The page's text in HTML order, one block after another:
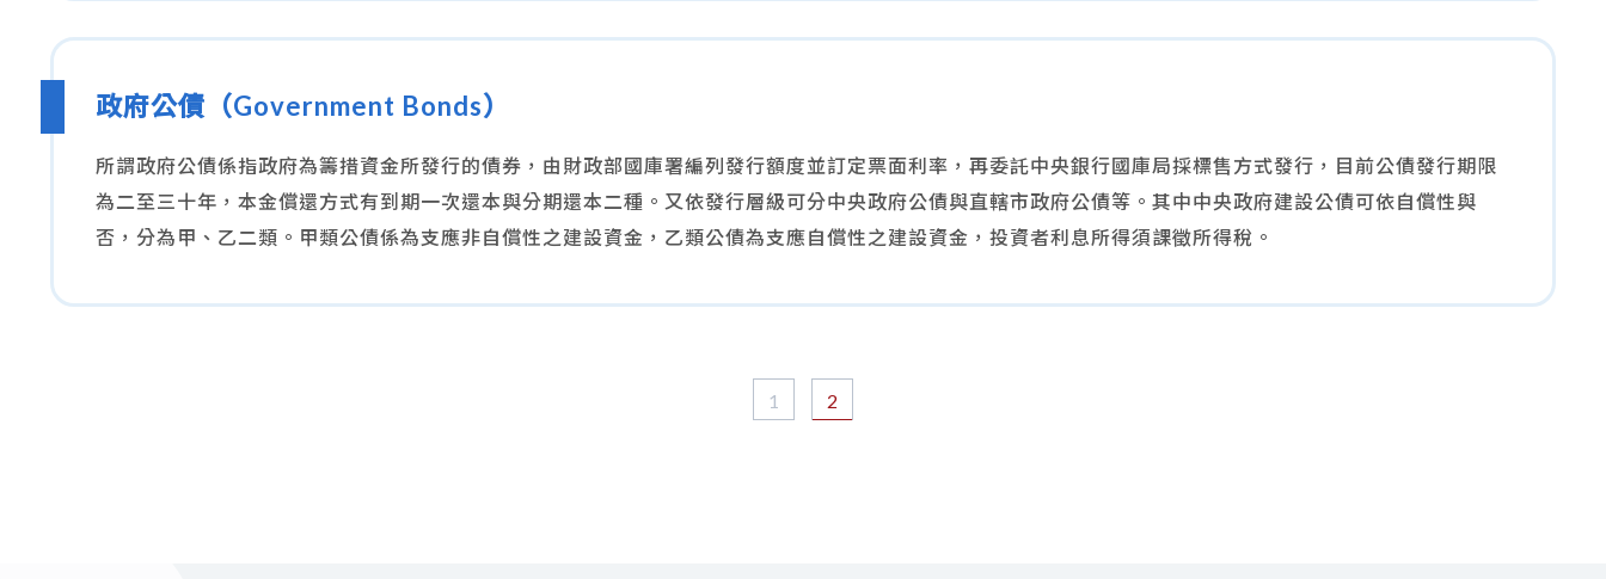
政府公債（Government Bonds）
所謂政府公債係指政府為籌措資金所發行的債券，由財政部國庫署編列發行額度並訂定票面利率，再委託中央銀行國庫局採標售方式發行，目前公債發行期限
為二至三十年，本金償還方式有到期一次還本與分期還本二種。又依發行層級可分中央政府公債與直轄市政府公債等。其中中央政府建設公債可依自償性與
否，分為甲、乙二類。甲類公債係為支應非自償性之建設資金，乙類公債為支應自償性之建設資金，投資者利息所得須課徵所得稅。
1 2